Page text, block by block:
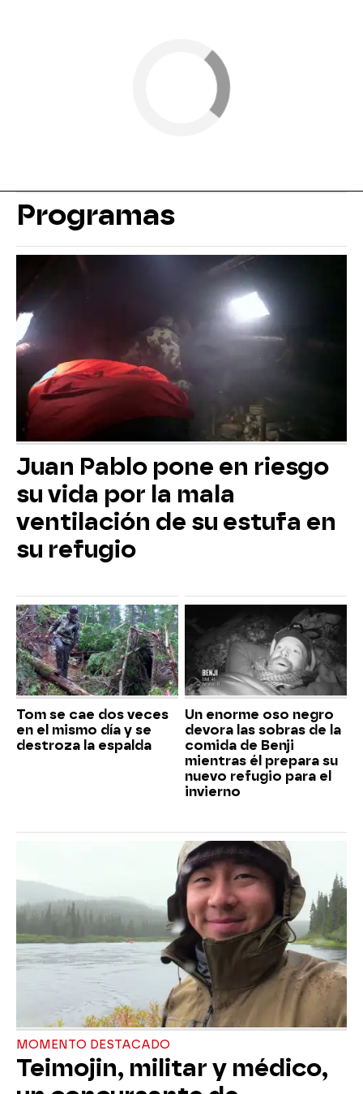
Programas
Juan Pablo pone en riesgo
su vida por la mala
ventilación de su estufa en
su refugio
Tom se cae dos veces
en el mismo día y se
destroza la espalda
Un enorme oso negro
devora las sobras de la
comida de Benji
mientras él prepara su
nuevo refugio para el
invierno
MOMENTO DESTACADO
Teimojin, militar y médico,